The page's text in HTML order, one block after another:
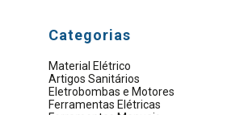
Categorias
Material Elétrico
Artigos Sanitários
Eletrobombas e Motores
Ferramentas Elétricas